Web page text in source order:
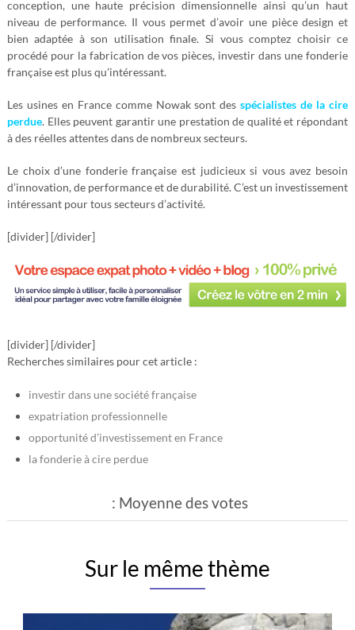
conception, une haute précision dimensionnelle ainsi qu’un haut
niveau de performance. Il vous permet d’avoir une pièce design et
bien adaptée à son utilisation finale. Si vous comptez choisir ce
procédé pour la fabrication de vos pièces, investir dans une fonderie
française est plus qu’intéressant.
Les usines en France comme Nowak sont desspécialistes de la cire
perdue. Elles peuvent garantir une prestation de qualité et répondant
à des réelles attentes dans de nombreux secteurs.
Le choix d’une fonderie française est judicieux si vous avez besoin
d’innovation, de performance et de durabilité. C’est un investissement
intéressant pour tous secteurs d’activité.
[divider] [/divider]
[divider] [/divider]
Recherches similaires pour cet article :
investir dans une société française
expatriation professionnelle
opportunité d’investissement en France
la fonderie à cire perdue
: Moyenne des votes
Sur le même thème